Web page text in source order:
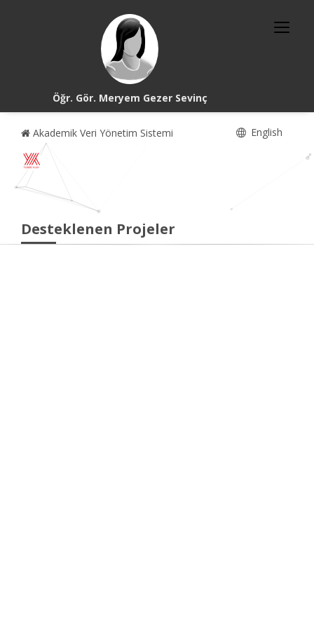
Öğr. Gör. Meryem Gezer Sevinç
Akademik Veri Yönetim Sistemi English
Desteklenen Projeler